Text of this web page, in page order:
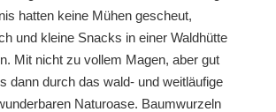
hatten keine Mühen gescheut,
und kleine Snacks in einer Waldhütte
Mit nicht zu vollem Magen, aber gut
dann durch das wald- und weitläufige
Naturoase. Baumwurzeln